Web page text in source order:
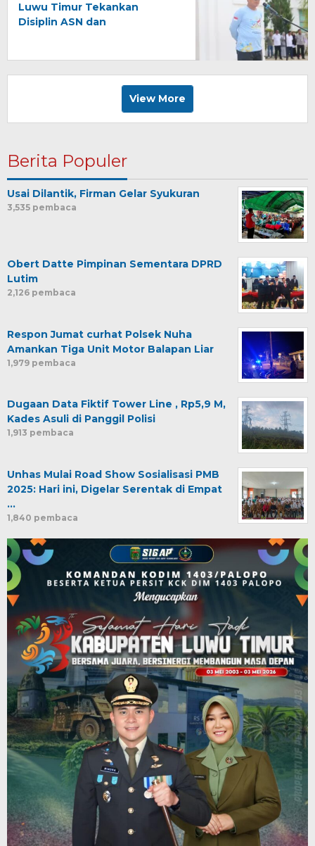
Luwu Timur Tekankan
Disiplin ASN dan
View More
Berita Populer
Usai Dilantik, Firman Gelar Syukuran
3,535 pembaca
Obert Datte Pimpinan Sementara DPRD
Lutim
2,126 pembaca
Respon Jumat curhat Polsek Nuha
Amankan Tiga Unit Motor Balapan Liar
1,979 pembaca
Dugaan Data Fiktif Tower Line , Rp5,9 M,
Kades Asuli di Panggil Polisi
1,913 pembaca
Unhas Mulai Road Show Sosialisasi PMB
2025: Hari ini, Digelar Serentak di Empat
…
1,840 pembaca